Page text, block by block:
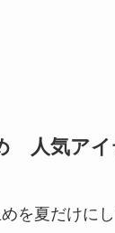
人気アイ
を夏だけに